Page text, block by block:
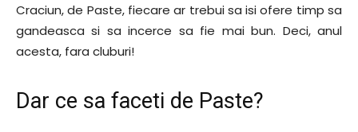
Craciun, de Paste, fiecare ar trebui sa isi ofere timp sa
gandeasca si sa incerce sa fie mai bun. Deci, anul
acesta, fara cluburi!
Dar ce sa faceti de Paste?